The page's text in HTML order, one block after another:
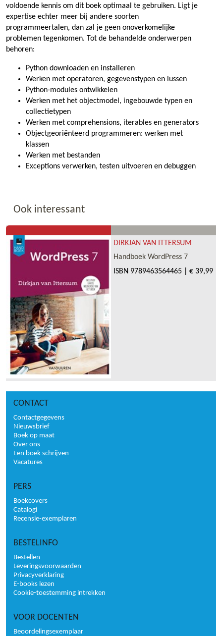
voldoende kennis om dit boek optimaal te gebruiken. Ligt je
expertise echter meer bij andere soorten
programmeertalen, dan zal je geen onoverkomelijke
problemen tegenkomen. Tot de behandelde onderwerpen
behoren:
Python downloaden en installeren
Werken met operatoren, gegevenstypen en lussen
Python-modules ontwikkelen
Werken met het objectmodel, ingebouwde typen en
collectietypen
Werken met comprehensions, iterables en generators
Objectgeoriënteerd programmeren: werken met
klassen
Werken met bestanden
Exceptions verwerken, testen uitvoeren en debuggen
Ook interessant
DIRKJAN VAN ITTERSUM
Handboek WordPress 7
ISBN 9789463564465 € 39,99
CONTACT
Contactgegevens
Nieuwsbrief
Boek op maat
Over ons
Een boek schrijven
Vacatures
PERS
Boekcovers
Catalogi
Recensie-exemplaren
BESTELINFO
Bestellen
Leveringsvoorwaarden
Privacyverklaring
E-books lezen
Cookie-toestemming intrekken
VOOR DOCENTEN
Beoordelingsexemplaar